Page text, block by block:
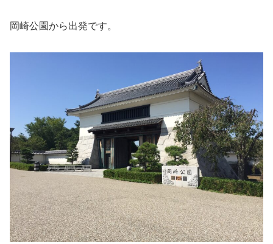
岡崎公園から出発です。